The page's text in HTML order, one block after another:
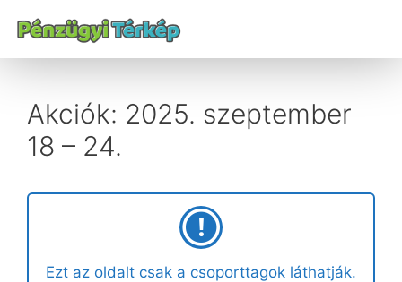
Akciók: 2025. szeptember
18 – 24.
Ezt az oldalt csak a csoporttagok láthatják.